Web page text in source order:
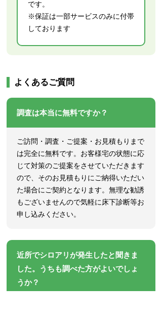
です。
※保証は一部サービスのみに付帯
しております
よくあるご質問
調査は本当に無料ですか？
ご訪問・調査・ご提案・お見積もりまで
は完全に無料です。お客様宅の状態に応
じて対策のご提案をさせていただきます
ので、そのお見積もりにご納得いただい
た場合にご契約となります。無理な勧誘
もございませんので気軽に床下診断等お
申し込みください。
近所でシロアリが発生したと聞きま
した。うちも調べた方がよいでしょ
うか？